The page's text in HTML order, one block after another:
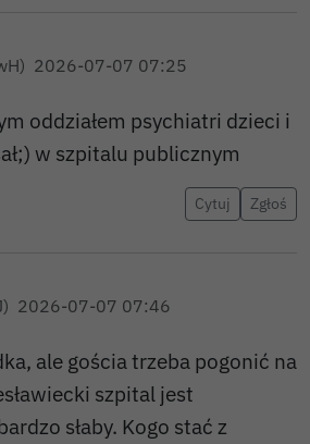
2026-07-07 07:25
oddziałem psychiatri dzieci i
w szpitalu publicznym
Cytuj Zgłoś
2026-07-07 07:46
ale gościa trzeba pogonić na
szpital jest
słaby. Kogo stać z